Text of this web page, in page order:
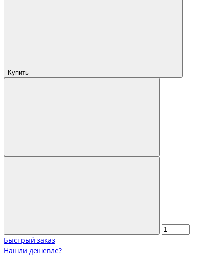
Купить
Быстрый заказ
Нашли дешевле?